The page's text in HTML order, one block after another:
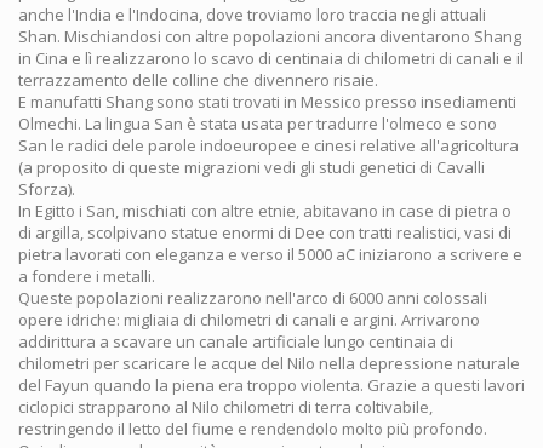
anche l'India e l'Indocina, dove troviamo loro traccia negli attuali
Shan. Mischiandosi con altre popolazioni ancora diventarono Shang
in Cina e lì realizzarono lo scavo di centinaia di chilometri di canali e il
terrazzamento delle colline che divennero risaie.
E manufatti Shang sono stati trovati in Messico presso insediamenti
Olmechi. La lingua San è stata usata per tradurre l'olmeco e sono
San le radici dele parole indoeuropee e cinesi relative all'agricoltura
(a proposito di queste migrazioni vedi gli studi genetici di Cavalli
Sforza).
In Egitto i San, mischiati con altre etnie, abitavano in case di pietra o
di argilla, scolpivano statue enormi di Dee con tratti realistici, vasi di
pietra lavorati con eleganza e verso il 5000 aC iniziarono a scrivere e
a fondere i metalli.
Queste popolazioni realizzarono nell'arco di 6000 anni colossali
opere idriche: migliaia di chilometri di canali e argini. Arrivarono
addirittura a scavare un canale artificiale lungo centinaia di
chilometri per scaricare le acque del Nilo nella depressione naturale
del Fayun quando la piena era troppo violenta. Grazie a questi lavori
ciclopici strapparono al Nilo chilometri di terra coltivabile,
restringendo il letto del fiume e rendendolo molto più profondo.